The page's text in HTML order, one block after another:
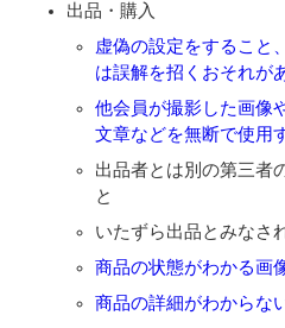
出品・購入
虚偽の設定をすること
は誤解を招くおそれが
他会員が撮影した画像
文章などを無断で使用
出品者とは別の第三者
と
いたずら出品とみなさ
商品の状態がわかる画
商品の詳細がわからな